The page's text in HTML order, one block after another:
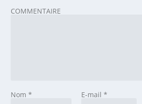
COMMENTAIRE
Nom* E-mail *